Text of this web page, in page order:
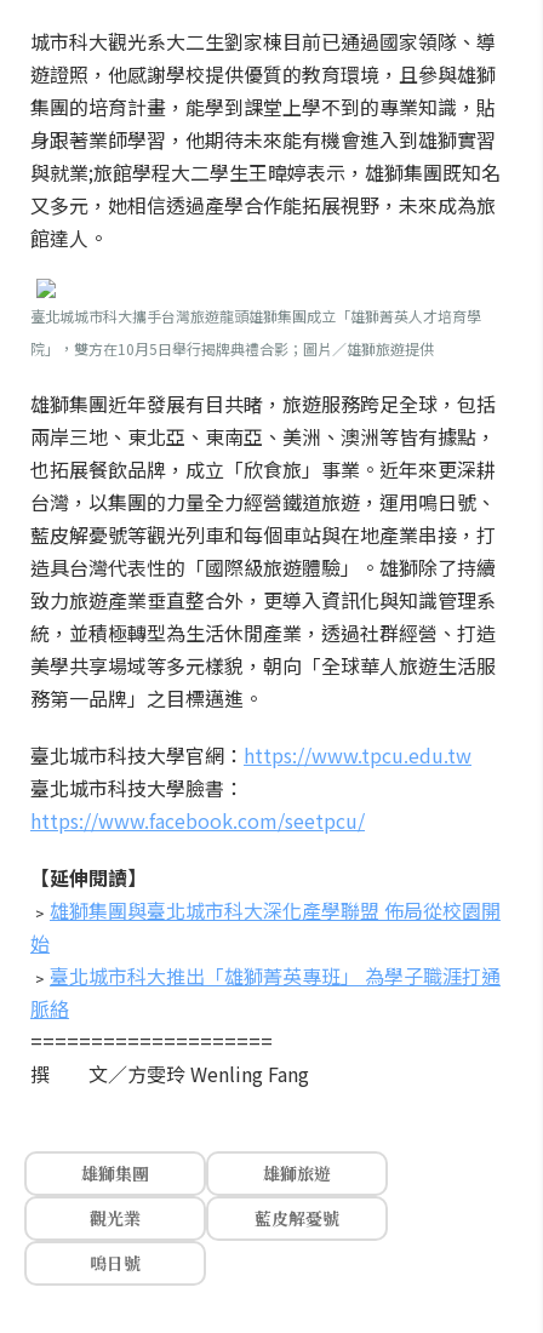
城市科大觀光系大二生劉家棟目前已通過國家領隊、導
遊證照，他感謝學校提供優質的教育環境，且參與雄獅
集團的培育計畫，能學到課堂上學不到的專業知識，貼
身跟著業師學習，他期待未來能有機會進入到雄獅實習
與就業;旅館學程大二學生王暐婷表示，雄獅集團既知名
又多元，她相信透過產學合作能拓展視野，未來成為旅
館達人。
臺北城城市科大攜手台灣旅遊龍頭雄獅集團成立「雄獅菁英人才培育學
院」，雙方在10月5日舉行揭牌典禮合影；圖片／雄獅旅遊提供
雄獅集團近年發展有目共睹，旅遊服務跨足全球，包括
兩岸三地、東北亞、東南亞、美洲、澳洲等皆有據點，
也拓展餐飲品牌，成立「欣食旅」事業。近年來更深耕
台灣，以集團的力量全力經營鐵道旅遊，運用鳴日號、
藍皮解憂號等觀光列車和每個車站與在地產業串接，打
造具台灣代表性的「國際級旅遊體驗」。雄獅除了持續
致力旅遊產業垂直整合外，更導入資訊化與知識管理系
統，並積極轉型為生活休閒產業，透過社群經營、打造
美學共享場域等多元樣貌，朝向「全球華人旅遊生活服
務第一品牌」之目標邁進。
臺北城市科技大學官網： https://www.tpcu.edu.tw
臺北城市科技大學臉書：
https://www.facebook.com/seetpcu/
【延伸閱讀】
﹥ 雄獅集團與臺北城市科大深化產學聯盟 佈局從校園開
始
﹥ 臺北城市科大推出「雄獅菁英專班」 為學子職涯打通
脈絡
====================
撰 文／方雯玲 Wenling Fang
雄獅集團
雄獅旅遊
觀光業
藍皮解憂號
鳴日號